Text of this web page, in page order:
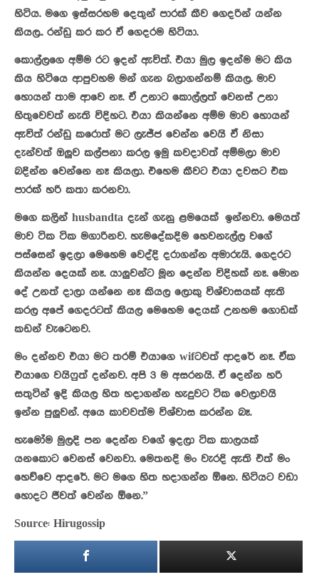
හිටිය. මගෙ ඉස්සරහම දෙතුන් පාරක් කීව ගෙදරින් යන්න
කියල.. රන්ඩු කර කර ඒ ගෙදරම හිටියා.
කොල්ලගෙ අම්ම රට ඉදන් ඇවිත්. එයා මුල ඉදන්ම මට කිය
කිය හිටියෙ ආපුවහම මන් ගැන බලාගන්නම් කියල. මාව
හොයන් තාම ආවෙ නෑ. ඒ උනාට කොල්ලත් වෙනස් උනා
හිතුවෙවත් නැති විදිහට. එයා කියන්නෙ අම්ම මාව හොයන්
ඇවිත් රන්ඩු කරොත් මට ලැජ්ජ වෙන්න වෙයි ඒ නිසා
දැන්වත් ඔලුව කල්පනා කරල ඉමු කවදාවත් අම්මලා මාව
බදින්න වෙන්නෙ නෑ කියලා. එහෙම කීවට එයා දවසට එක
පාරක් හරි කතා කරනවා.
මගෙ කලින් husbandta දැන් ගැනු ළමයෙක් ඉන්නවා. මෙයත්
මාව ටික ටික මගාරිනව. හැමදේකදිම හෙවනැල්ල වගේ
පස්සෙන් ඉදලා මෙහෙම වෙද්දි දරාගන්න අමාරුයි. ගෙදරට
කියන්න දෙයක් නෑ. යාලුවන්ට මූන දෙන්න විදිහක් නෑ. මොන
දේ උනත් දාලා යන්නෙ නෑ කියල ලොකු විශ්වාසයක් ඇති
කරල අපේ ගෙදරටත් කියල මෙහෙම දෙයක් උනහම ගොඩක්
කඩන් වැටෙනව.
මං දන්නව එයා මට තරම් එයාගෙ wifටවත් ආදරේ නෑ. ඒක
එයාගෙ වයිෆුත් දන්නව. අපි 3 ම අසරනයි. ඒ දෙන්න හරි
සතුටින් ඉදි කියල හිත හදාගන්න හැදුවට ටික වෙලාවයි
ඉන්න පුලුවන්. අයෙ කාවවත්ම විශ්වාස කරන්න බෑ.
හැමෝම මුලදි පන දෙන්න වගේ ඉදලා ටික කාලයක්
යනකොට වෙනස් වෙනවා. මෙතනදි මං වැරදි ඇති එත් මං
හෙව්වෙ ආදරේ. මට මගෙ හිත හදාගන්න ඕනෙ. හිටියට වඩා
හොදට ජීවත් වෙන්න ඕනෙ.”
Source: Hirugossip